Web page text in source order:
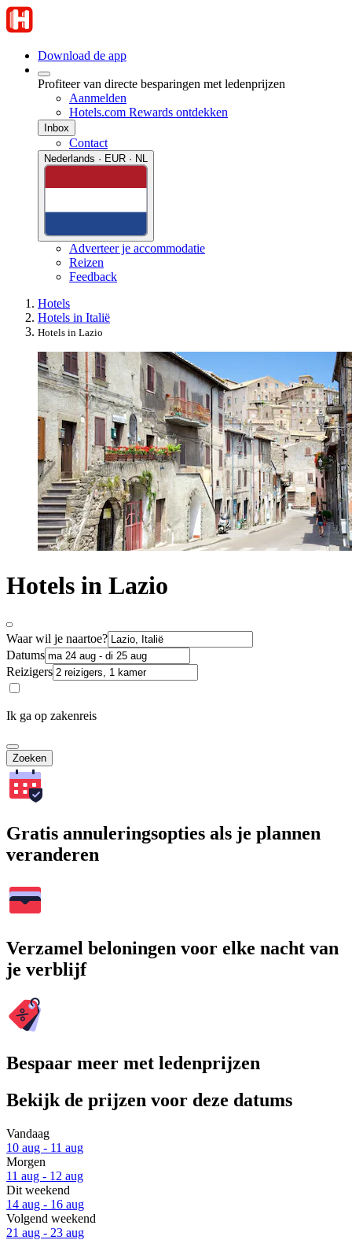
Download de app
Profiteer van directe besparingen met ledenprijzen
Aanmelden
Hotels.com Rewards ontdekken
Inbox
Contact
Nederlands · EUR · NL
Adverteer je accommodatie
Reizen
Feedback
Hotels
Hotels in Italië
Hotels in Lazio
Hotels in Lazio
Waar wil je naartoe?
Datums
Reizigers
Ik ga op zakenreis
Zoeken
Gratis annuleringsopties als je plannen
veranderen
Verzamel beloningen voor elke nacht van
je verblijf
Bespaar meer met ledenprijzen
Bekijk de prijzen voor deze datums
Vandaag
10 aug - 11 aug
Morgen
11 aug - 12 aug
Dit weekend
14 aug - 16 aug
Volgend weekend
21 aug - 23 aug